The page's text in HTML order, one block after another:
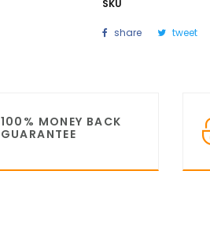
SKU
share tweet
100% MONEY BACK
GUARANTEE